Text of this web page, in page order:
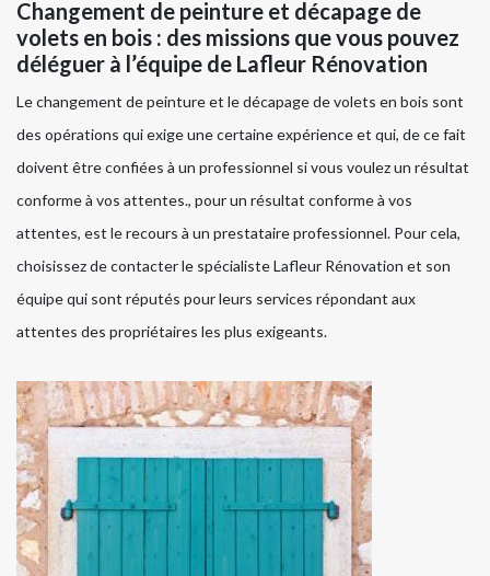
Changement de peinture et décapage de
volets en bois : des missions que vous pouvez
déléguer à l’équipe de Lafleur Rénovation
Le changement de peinture et le décapage de volets en bois sont
des opérations qui exige une certaine expérience et qui, de ce fait
doivent être confiées à un professionnel si vous voulez un résultat
conforme à vos attentes., pour un résultat conforme à vos
attentes, est le recours à un prestataire professionnel. Pour cela,
choisissez de contacter le spécialiste Lafleur Rénovation et son
équipe qui sont réputés pour leurs services répondant aux
attentes des propriétaires les plus exigeants.